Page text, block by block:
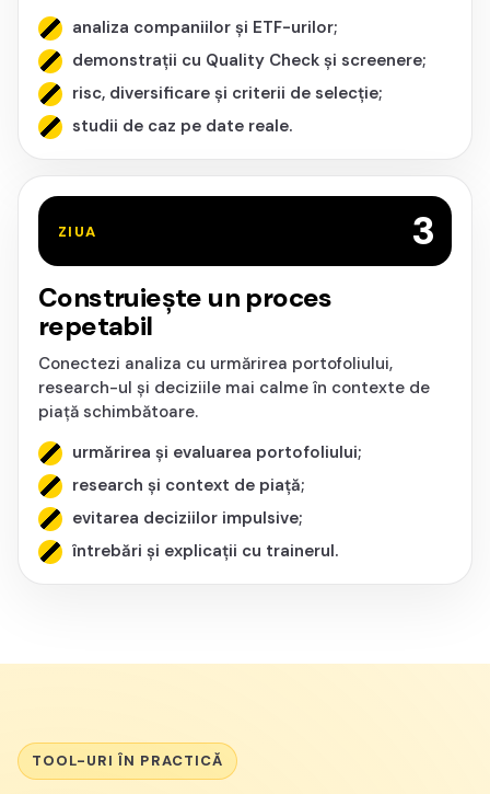
analiza companiilor și ETF-urilor;
demonstrații cu Quality Check și screenere;
risc, diversificare și criterii de selecție;
studii de caz pe date reale.
ZIUA 3
Construiește un proces
repetabil
Conectezi analiza cu urmărirea portofoliului,
research-ul și deciziile mai calme în contexte de
piață schimbătoare.
urmărirea și evaluarea portofoliului;
research și context de piață;
evitarea deciziilor impulsive;
întrebări și explicații cu trainerul.
TOOL-URI ÎN PRACTICĂ